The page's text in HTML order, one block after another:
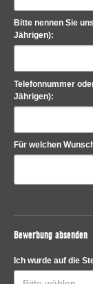
Bitte nennen Sie
Jährigen):
Telefonnummer
Jährigen):
Für welchen
Bewerbung absenden
Ich wurde auf die